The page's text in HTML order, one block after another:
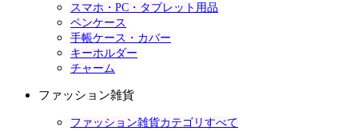
スマホ・PC・タブレット用品
ペンケース
手帳ケース・カバー
キーホルダー
チャーム
ファッション雑貨
ファッション雑貨カテゴリすべて